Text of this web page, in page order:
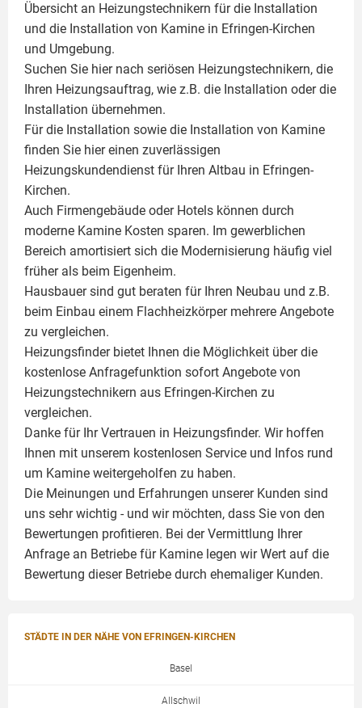
Übersicht an Heizungstechnikern für die Installation
und die Installation von Kamine in Efringen-Kirchen
und Umgebung.
Suchen Sie hier nach seriösen Heizungstechnikern, die
Ihren Heizungsauftrag, wie z.B. die Installation oder die
Installation übernehmen.
Für die Installation sowie die Installation von Kamine
finden Sie hier einen zuverlässigen
Heizungskundendienst für Ihren Altbau in Efringen-
Kirchen.
Auch Firmengebäude oder Hotels können durch
moderne Kamine Kosten sparen. Im gewerblichen
Bereich amortisiert sich die Modernisierung häufig viel
früher als beim Eigenheim.
Hausbauer sind gut beraten für Ihren Neubau und z.B.
beim Einbau einem Flachheizkörpermehrere Angebote
zu vergleichen.
Heizungsfinder bietet Ihnen die Möglichkeit über die
kostenlose Anfragefunktion sofort Angebote von
Heizungstechnikern aus Efringen-Kirchen zu
vergleichen.
Danke für Ihr Vertrauen in Heizungsfinder. Wir hoffen
Ihnen mit unserem kostenlosen Service und Infos rund
um Kamine weitergeholfen zu haben.
Die Meinungen und Erfahrungen unserer Kunden sind
uns sehr wichtig - und wir möchten, dass Sie von den
Bewertungen profitieren. Bei der Vermittlung Ihrer
Anfrage an Betriebe für Kamine legen wir Wert auf die
Bewertung dieser Betriebe durch ehemaliger Kunden.
STÄDTE IN DER NÄHE VON EFRINGEN-KIRCHEN
Basel
Allschwil